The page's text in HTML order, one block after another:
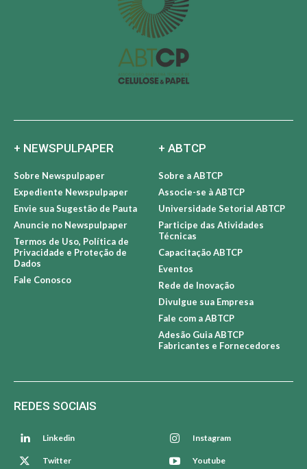
+ NEWSPULPAPER
Sobre Newspulpaper
Expediente Newspulpaper
Envie sua Sugestão de Pauta
Anuncie no Newspulpaper
Termos de Uso, Política de
Privacidade e Proteção de
Dados
Fale Conosco
+ ABTCP
Sobre a ABTCP
Associe-se à ABTCP
Universidade Setorial ABTCP
Participe das Atividades
Técnicas
Capacitação ABTCP
Eventos
Rede de Inovação
Divulgue sua Empresa
Fale com a ABTCP
Adesão Guia ABTCP
Fabricantes e Fornecedores
REDES SOCIAIS
Linkedin Instagram
Twitter Youtube